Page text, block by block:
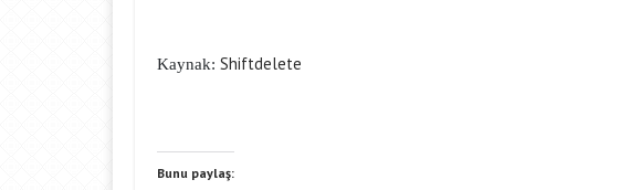
Kaynak: Shiftdelete
Bunu paylaş: